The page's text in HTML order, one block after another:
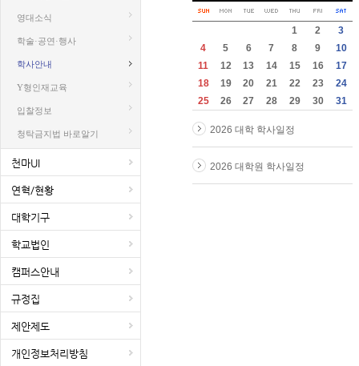
영대소식
학술·공연·행사
학사안내
Y형인재교육
입찰정보
청탁금지법 바로알기
천마UI
연혁/현황
대학기구
학교법인
캠퍼스안내
규정집
제안제도
개인정보처리방침
1 2
3
4
5 6 7 8 9
10
11
12 13 14 15 16
17
18
19 20 21 22 23
24
25
26 27 28 29 30 31
2026 대학 학사일정
2026 대학원 학사일정